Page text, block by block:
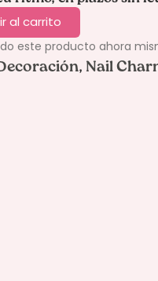
al carrito
este producto ahora
, Nail